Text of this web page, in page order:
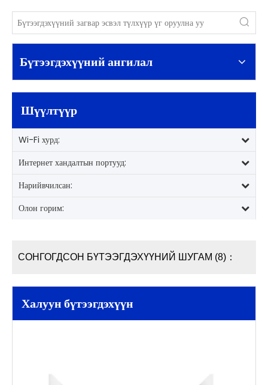
Бүтээгдэхүүний ангилал
Шүүлтүүр
Wi-Fi хурд:
Интернет хандалтын портууд:
Нарийвчилсан:
Олон горим:
СОНГОГДСОН БҮТЭЭГДЭХҮҮНИЙ ШУГАМ (8)：
Халуун бүтээгдэхүүн